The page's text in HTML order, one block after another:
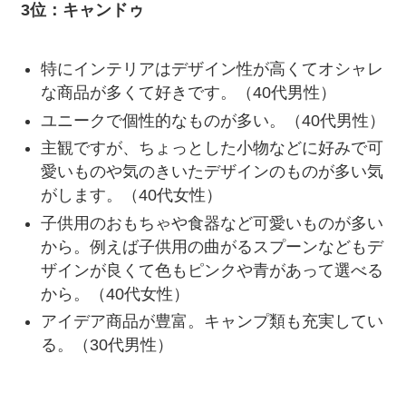
3位：キャンドゥ
特にインテリアはデザイン性が高くてオシャレ
な商品が多くて好きです。（40代男性）
ユニークで個性的なものが多い。（40代男性）
主観ですが、ちょっとした小物などに好みで可
愛いものや気のきいたデザインのものが多い気
がします。（40代女性）
子供用のおもちゃや食器など可愛いものが多い
から。例えば子供用の曲がるスプーンなどもデ
ザインが良くて色もピンクや青があって選べる
から。（40代女性）
アイデア商品が豊富。キャンプ類も充実してい
る。（30代男性）